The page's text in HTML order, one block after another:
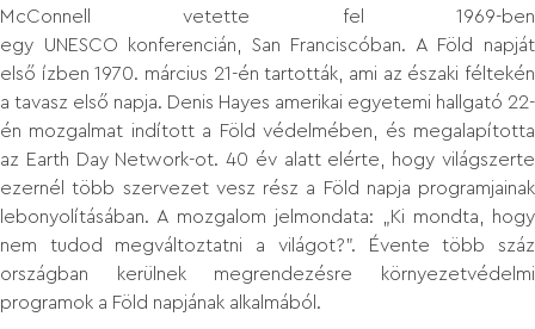
McConnell vetette fel 1969-ben
egy UNESCO konferencián, San Franciscóban. A Föld napját
első ízben 1970. március 21-én tartották, ami az északi féltekén
a tavasz első napja. Denis Hayes amerikai egyetemi hallgató 22-
én mozgalmat indított a Föld védelmében, és megalapította
az Earth Day Network-ot. 40 év alatt elérte, hogy világszerte
ezernél több szervezet vesz rész a Föld napja programjainak
lebonyolításában. A mozgalom jelmondata: „Ki mondta, hogy
nem tudod megváltoztatni a világot?”. Évente több száz
országban kerülnek megrendezésre környezetvédelmi
programok a Föld napjának alkalmából.